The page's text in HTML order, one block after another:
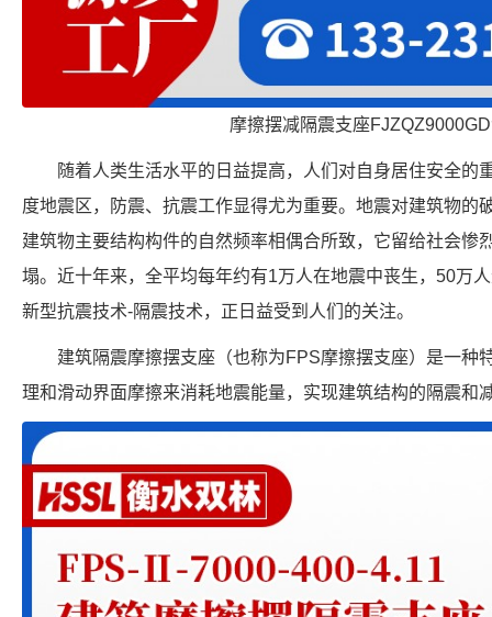
摩擦摆减隔震支座
随着人类生活水平的日益提高，人们对自身居住安全的
度地震区，防震、抗震工作显得尤为重要。地震对建筑物的
建筑物主要结构构件的自然频率相偶合所致，它留给社会惨
塌。近十年来，全平均每年约有1万人在地震中丧生，50万
新型抗震技术-隔震技术，正日益受到人们的关注。
建筑隔震摩擦摆支座（也称为FPS摩擦摆支座）是一种
理和滑动界面摩擦来消耗地震能量，实现建筑结构的隔震和